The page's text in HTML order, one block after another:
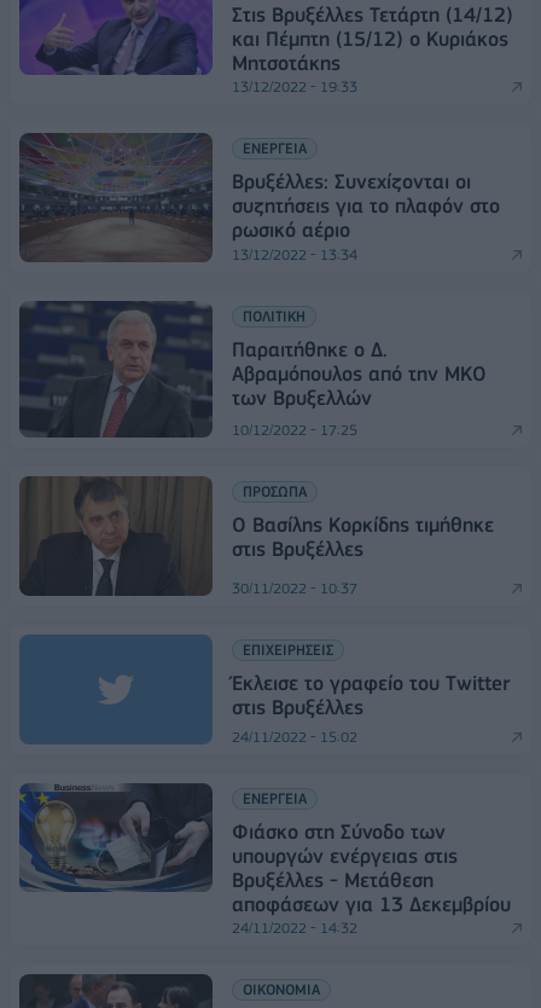
Στις Βρυξέλλες Τετάρτη (14/12)
και Πέμπτη (15/12) ο Κυριάκος
Μητσοτάκης
13/12/2022 - 19:33
ΕΝΕΡΓΕΙΑ
Βρυξέλλες: Συνεχίζονται οι
συζητήσεις για το πλαφόν στο
ρωσικό αέριο
13/12/2022 - 13:34
ΠΟΛΙΤΙΚΗ
Παραιτήθηκε ο Δ.
Αβραμόπουλος από την ΜΚΟ
των Βρυξελλών
10/12/2022 - 17:25
ΠΡΟΣΩΠΑ
O Βασίλης Κορκίδης τιμήθηκε
στις Βρυξέλλες
30/11/2022 - 10:37
ΕΠΙΧΕΙΡΗΣΕΙΣ
Έκλεισε το γραφείο του Twitter
στις Βρυξέλλες
24/11/2022 - 15:02
ΕΝΕΡΓΕΙΑ
Φιάσκο στη Σύνοδο των
υπουργών ενέργειας στις
Βρυξέλλες - Μετάθεση
αποφάσεων για 13 Δεκεμβρίου
24/11/2022 - 14:32
ΟΙΚΟΝΟΜΙΑ